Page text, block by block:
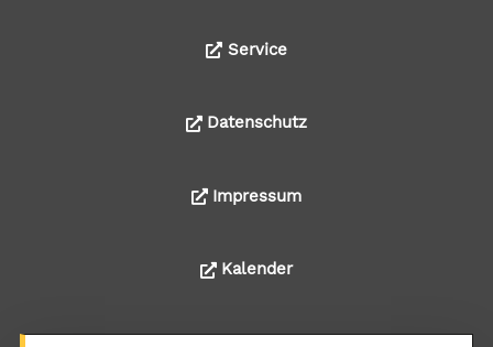
Service
Datenschutz
Impressum
Kalender